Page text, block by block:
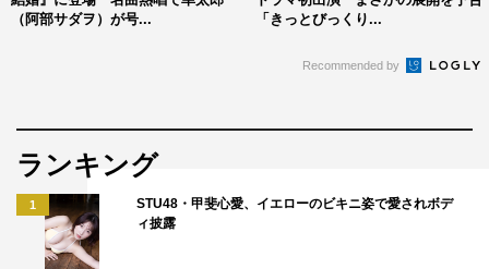
変うれしかったです。撮影現場でも『楽しんで帰ってくだ
さい』と言っていただき、その通り、ただただ楽しんで帰
識を失っていた。非常ベルの音で跳び起きた原田幸太郎
（阿部サダヲ）と妻のネルラ（松たか子）、そして父の寛
（阿部サダヲ）が号...
「きっとびっくり...
Recommended by
ランキング
1
STU48・甲斐心愛、イエローのビキニ姿で愛されボデ
ィ披露